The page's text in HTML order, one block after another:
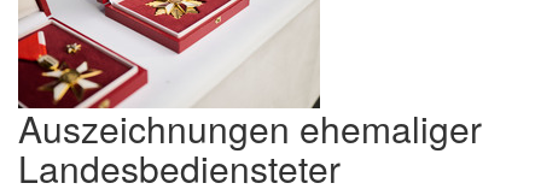
Auszeichnungen ehemaliger
Landesbediensteter